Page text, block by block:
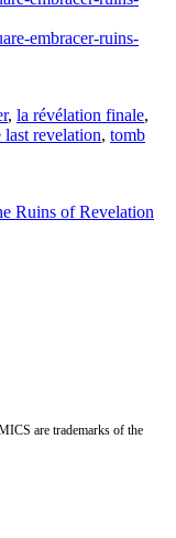
, la révélation finale,
last revelation, tomb
Ruins of Revelation
are trademarks of the